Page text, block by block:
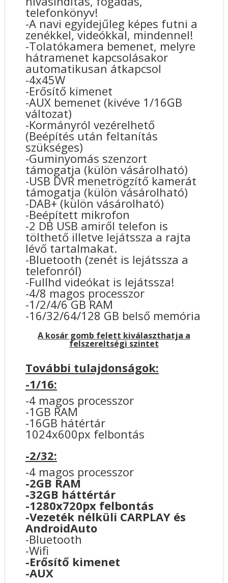
telefonkönyv!
-A navi egyidejűleg képes futni a
zenékkel, videókkal, mindennel!
-Tolatókamera bemenet, melyre
hátramenet kapcsolásakor
automatikusan átkapcsol
-4x45W
-Erősítő kimenet
-AUX bemenet (kivéve 1/16GB
változat)
-Kormányról vezérelhető
(Beépítés után feltanítás
szükséges)
-Guminyomás szenzort
támogatja (külön vásárolható)
-USB DVR menetrögzítő kamerát
támogatja (külön vásárolható)
-DAB+ (külön vásárolható)
-Beépített mikrofon
-2 DB USB amiről telefon is
tölthető illetve lejátssza a rajta
lévő tartalmakat.
-Bluetooth (zenét is lejátssza a
telefonról)
-Fullhd videókat is lejátssza!
-4/8 magos processzor
-1/2/4/6 GB RAM
-16/32/64/128 GB belső memória
A kosár gomb felett kiválaszthatja a
felszereltségi szintet
További tulajdonságok:
-1/16:
-4 magos processzor
-1GB RAM
-16GB hátértár
1024x600px felbontás
-2/32:
-4 magos processzor
-2GB RAM
-32GB háttértár
-1280x720px felbontás
-Vezeték nélküli CARPLAY és
AndroidAuto
-Bluetooth
-Wifi
-Erősítő kimenet
-AUX